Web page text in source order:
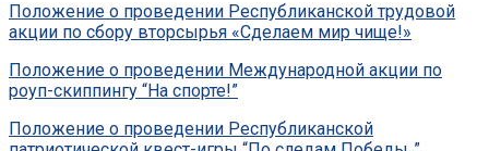
Положение о проведении Республиканской трудовой
акции по сбору вторсырья «Сделаем мир чище!»
Положение о проведении Международной акции по
роуп-скиппингу “На спорте!”
Положение о проведении Республиканской